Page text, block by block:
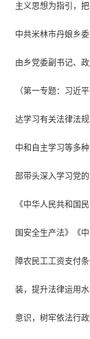
主义思想为指引，
中共米林市丹娘乡
由乡党委副书记、
（第一专题：习近
达学习有关法律法
中和自主学习等多
部带头深入学习党
《中华人民共和国
国安全生产法》《
障农民工工资支付
装，提升法律运用
意识，树牢依法行